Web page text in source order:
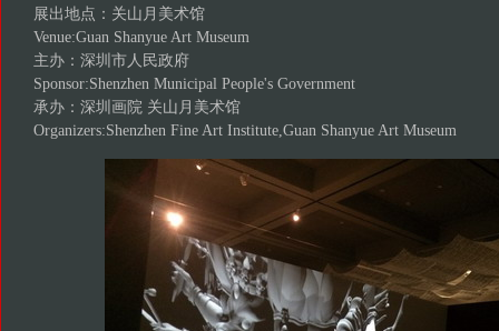
展出地点：关山月美术馆
Venue:Guan Shanyue Art Museum
主办：深圳市人民政府
Sponsor:Shenzhen Municipal People's Government
承办：深圳画院 关山月美术馆
Organizers:Shenzhen Fine Art Institute,Guan Shanyue Art Museum